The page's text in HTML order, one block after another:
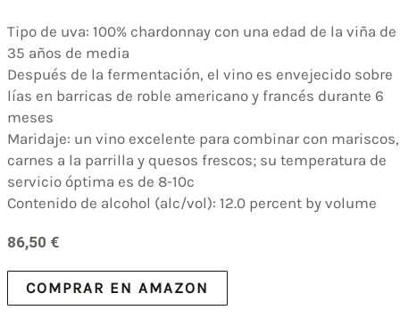
Tipo de uva: 100% chardonnay con una edad de la viña de
35 años de media
Después de la fermentación, el vino es envejecido sobre
lías en barricas de roble americano y francés durante 6
meses
Maridaje: un vino excelente para combinar con mariscos,
carnes a la parrilla y quesos frescos; su temperatura de
servicio óptima es de 8-10c
Contenido de alcohol (alc/vol): 12.0 percent by volume
86,50 €
COMPRAR EN AMAZON